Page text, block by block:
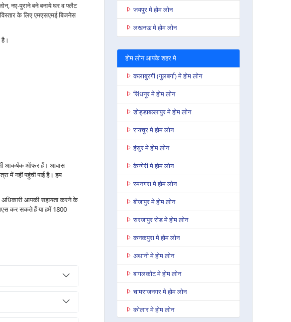
नए-पुराने बने बनाये घर व फ्लैट
के लिए एमएसएमई बिजनेस
भी आकर्षक ऑफर हैं। आवास
में नहीं पहुंची पाई है। हम
अधिकारी आपकी सहायता करने के
कर सकते हैं या हमें 1800
जयपुर मे होम लोन
लखनऊ मे होम लोन
होम लोन आपके शहर मे
कलाबुरगी (गुलबर्गा) मे होम लोन
सिंधनूर मे होम लोन
डोड्डाबल्लापुर मे होम लोन
रायचूर मे होम लोन
हंसुर मे होम लोन
केन्गेरी मे होम लोन
रमनगरा मे होम लोन
बीजापुर मे होम लोन
सरजापुर रोड मे होम लोन
कनकपुरा मे होम लोन
अथानी मे होम लोन
बागलकोट मे होम लोन
चामराजनगर मे होम लोन
कोलार मे होम लोन